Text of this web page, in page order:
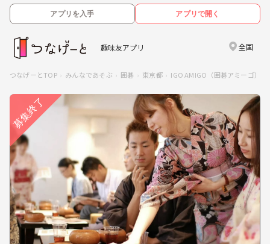
アプリを入手 アプリで開く
趣味友アプリ 全国
つなげーとTOP みんなであそぶ 囲碁 東京都 IGO AMIGO（囲碁アミーゴ）